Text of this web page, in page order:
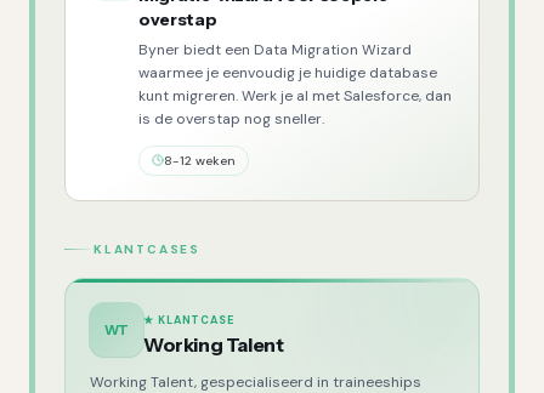
overstap
Byner biedt een Data Migration Wizard
waarmee je eenvoudig je huidige database
kunt migreren. Werk je al met Salesforce, dan
is de overstap nog sneller.
8-12 weken
KLANTCASES
WT ★ KLANTCASE
Working Talent
Working Talent, gespecialiseerd in traineeships